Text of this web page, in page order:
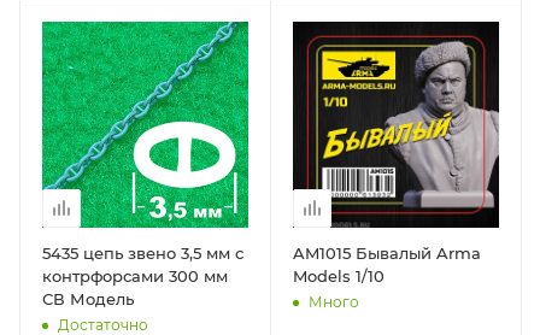
5435 цепь звено 3,5 мм с
контрфорсами 300 мм
СВ Модель
Достаточно
AM1015 Бывалый Arma
Models 1/10
Много